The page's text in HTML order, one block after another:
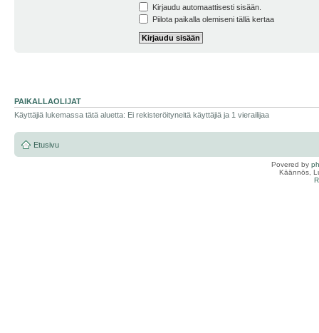
Kirjaudu automaattisesti sisään.
Piilota paikalla olemiseni tällä kertaa
PAIKALLAOLIJAT
Käyttäjiä lukemassa tätä aluetta: Ei rekisteröityneitä käyttäjiä ja 1 vierailijaa
Etusivu
Povered by
Käännös,